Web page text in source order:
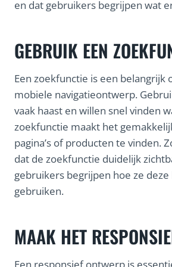
en dat gebruikers begrijpen wat
GEBRUIK EEN
Een zoekfunctie is een belangrijk
mobiele navigatieontwerp.
vaak haast en willen snel vinden
zoekfunctie maakt het
pagina’s of producten te vinden.
dat de zoekfunctie duidelijk
gebruikers begrijpen hoe ze deze
gebruiken.
MAAK HET